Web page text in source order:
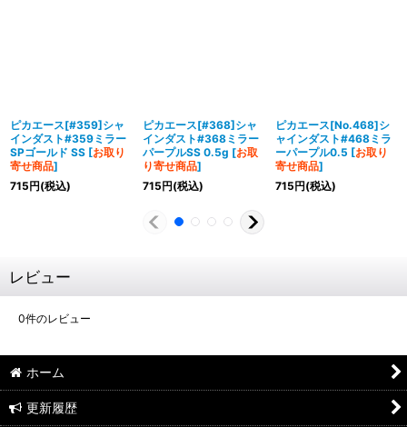
ピカエース[#359]シャ
インダスト#359ミラー
SPゴールド SS [お取り
寄せ商品]
715円(税込)
ピカエース[#368]シャ
インダスト#368ミラー
パープルSS 0.5g [お取
り寄せ商品]
715円(税込)
ピカエース[No.468]シ
ャインダスト#468ミラ
ーパープル0.5 [お取り
寄せ商品]
715円(税込)
レビュー
0件のレビュー
ホーム
更新履歴